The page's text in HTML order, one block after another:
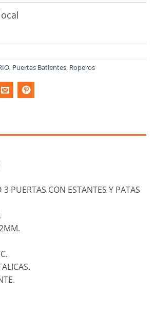
, Puertas Batientes, Roperos
3 PUERTAS CON ESTANTES Y PATAS